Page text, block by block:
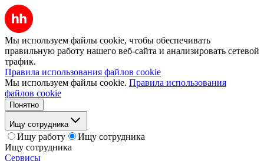
Мы используем файлы cookie, чтобы обеспечивать
правильную работу нашего веб-сайта и анализировать сетевой
трафик.
Правила использования файлов cookie
Мы используем файлы cookie. Правила использования
файлов cookie
Понятно
Ищу сотрудника
Ищу работу
Ищу сотрудника
Ищу сотрудника
Сервисы